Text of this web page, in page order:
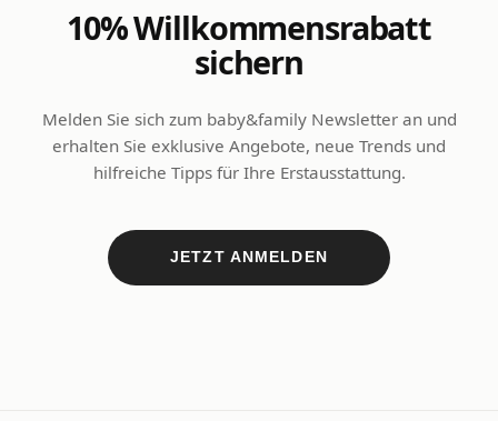
10% Willkommensrabatt
sichern
Melden Sie sich zum baby&family Newsletter an und
erhalten Sie exklusive Angebote, neue Trends und
hilfreiche Tipps für Ihre Erstausstattung.
JETZT ANMELDEN